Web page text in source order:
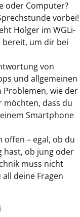
oder Computer?
vorbei!
Holger im WGLi-
bereit, um dir bei
von
und allgemeinen
Problemen, wie der
möchten, dass du
Smartphone
offen – egal, ob du
hast, ob jung oder
muss nicht
deine Fragen